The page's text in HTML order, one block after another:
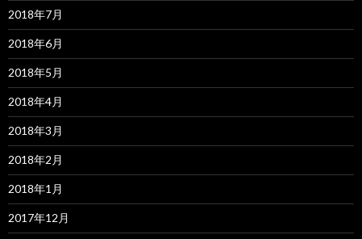
2018年7月
2018年6月
2018年5月
2018年4月
2018年3月
2018年2月
2018年1月
2017年12月